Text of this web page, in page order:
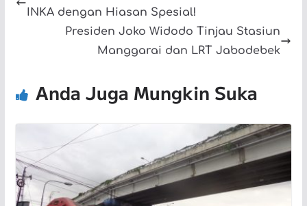
INKA dengan Hiasan Spesial!
Presiden Joko Widodo Tinjau Stasiun
Manggarai dan LRT Jabodebek
Anda Juga Mungkin Suka